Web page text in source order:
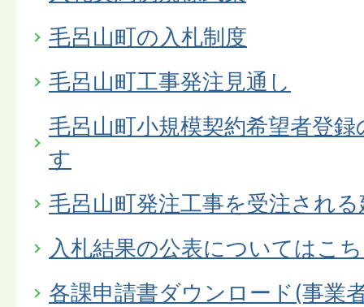
毛呂山町の入札制度
毛呂山町工事発注見通し
毛呂山町小規模契約希望者登
す
毛呂山町発注工事を受注され
入札結果の公表についてはこ
各課申請書ダウンロード(事業